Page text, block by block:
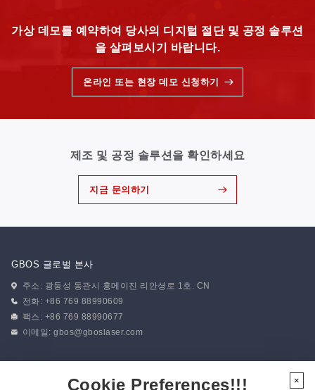
가상 데모를 예약하여 당사의 디지털 절단 및 공정 솔루션
을 살펴보시기 바랍니다.
온라인 또는 현장 데모 신청하기
제조 및 공정 솔루션을 확인하세요
지금 문의하기
GBOS 글로벌 본사
주소: 광둥성 동관시 홍메이진 리안셩로 1호. CN
전화: +86 769 88990609
팩스: +86 769 88990677
이메일:gbos@gboslaser.com
Cookie Preferences!!! ×